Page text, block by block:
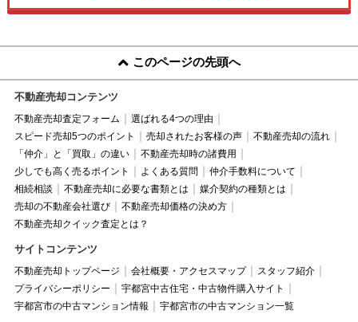
このページの先頭へ
不動産売却コンテンツ
不動産売却査定フォーム
選ばれる4つの理由
スピード売却5つのポイント
売却されたお客様の声
不動産売却の流れ
「仲介」と「買取」の違い
不動産売却時の諸費用
少しでも高く売るポイント
よくある質問
仲介手数料について
相続相談
不動産売却に必要な書類とは
媒介契約の種類とは
売却の不動産会社選び
不動産売却価格の決め方
不動産売却クイック査定とは？
サイトコンテンツ
不動産売却トップページ 会社概要・アクセスマップ
スタッフ紹介
プライバシーポリシー
宇都宮中古住宅・中古物件購入サイト
宇都宮市の中古マンション情報
宇都宮市の中古マンション一覧